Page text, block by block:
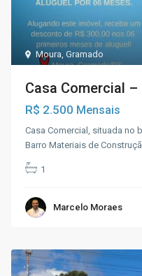
Moura,Gramado
Casa Comercial
R$ 2.500 Mensais
Casa Comercial, situada no
Barro Materiais de
1
Marcelo Moraes